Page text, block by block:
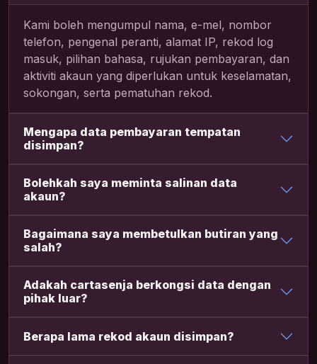
Kami boleh mengumpul nama, e-mel, nombor
telefon, pengenal peranti, alamat IP, rekod log
masuk, pilihan bahasa, rujukan pembayaran, dan
aktiviti akaun yang diperlukan untuk keselamatan,
sokongan, serta pematuhan rekod.
Mengapa data pembayaran tempatan
disimpan?
Bolehkah saya meminta salinan data
akaun?
Bagaimana saya membetulkan butiran yang
salah?
Adakah cartasenja berkongsi data dengan
pihak luar?
Berapa lama rekod akaun disimpan?